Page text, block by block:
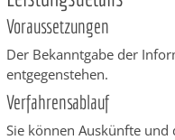
Voraussetzungen
Der Bekanntgabe der
entgegenstehen.
Verfahrensablauf
Sie können Auskünfte